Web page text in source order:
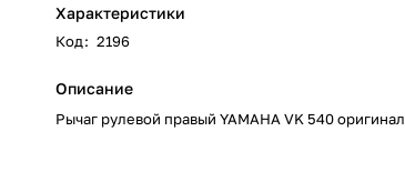
Характеристики
Код: 2196
Описание
Рычаг рулевой правый YAMAHA VK 540 оригинал